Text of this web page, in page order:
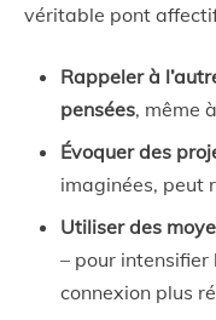
véritable pont
Rappeler à
pensées, même
Évoquer des
imaginées, peut
Utiliser des
– pour intensifier
connexion plus